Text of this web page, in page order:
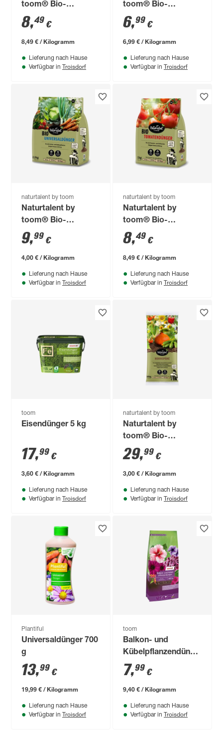
toom® Bio-
Universaldünger 1
kg
8,49 €
8,49 € / Kilogramm
Lieferung nach Hause
Verfügbar in Troisdorf
toom® Bio-
Hornspäne 1 kg
6,99 €
6,99 € / Kilogramm
Lieferung nach Hause
Verfügbar in Troisdorf
naturtalent by toom
Naturtalent by
toom® Bio-
Universaldünger 2,5
kg
9,99 €
4,00 € / Kilogramm
Lieferung nach Hause
Verfügbar in Troisdorf
naturtalent by toom
Naturtalent by
toom® Bio-
Tomatendünger 1 kg
8,49 €
8,49 € / Kilogramm
Lieferung nach Hause
Verfügbar in Troisdorf
toom
Eisendünger 5 kg
17,99 €
3,60 € / Kilogramm
Lieferung nach Hause
Verfügbar in Troisdorf
naturtalent by toom
Naturtalent by
toom® Bio-
Hornspäne 10 kg
29,99 €
3,00 € / Kilogramm
Lieferung nach Hause
Verfügbar in Troisdorf
Plantiful
Universaldünger 700
g
13,99 €
19,99 € / Kilogramm
Lieferung nach Hause
Verfügbar in Troisdorf
toom
Balkon- und
Kübelpflanzendünger
850 g
7,99 €
9,40 € / Kilogramm
Lieferung nach Hause
Verfügbar in Troisdorf